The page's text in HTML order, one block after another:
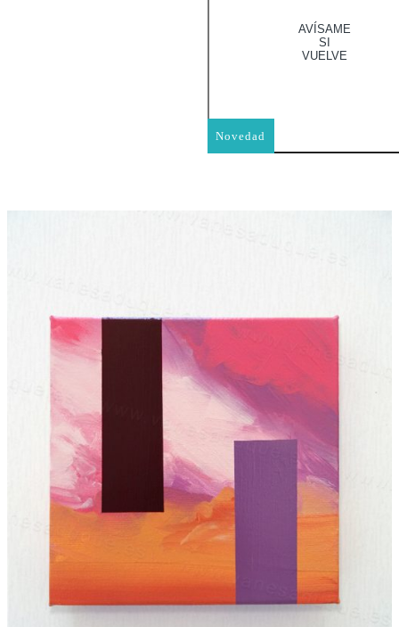
Novedad
AVÍSAME
SI
VUELVE